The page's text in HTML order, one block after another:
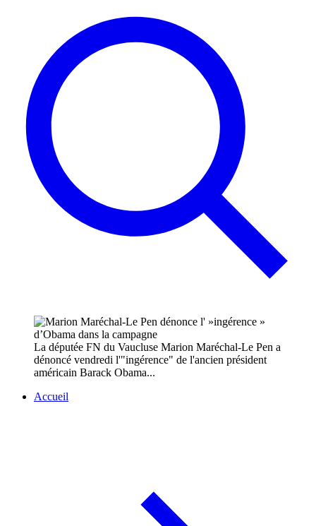
La députée FN du Vaucluse Marion Maréchal-Le Pen a
dénoncé vendredi l'"ingérence" de l'ancien président
américain Barack Obama...
Accueil